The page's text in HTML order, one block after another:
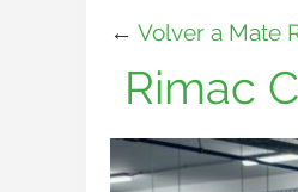
← Volver a Mate
Rimac